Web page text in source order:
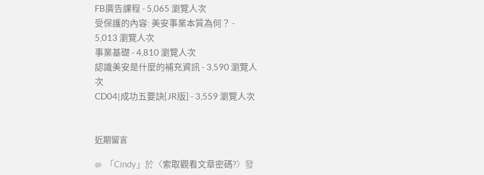
FB廣告課程 - 5,065 瀏覽人次
受保護的內容: 美安事業本質為何？ -
5,013 瀏覽人次
事業基礎- 4,810 瀏覽人次
認識美安是什麼的補充資訊 - 3,590 瀏覽人
次
CD04|成功五要訣[JR版] - 3,559 瀏覽人次
近期留言
「 Cindy 」於〈索取觀看文章密碼?〉發